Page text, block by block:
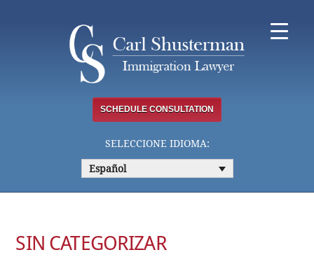
SCHEDULE CONSULTATION
SELECCIONE IDIOMA:
Español
SIN CATEGORIZAR